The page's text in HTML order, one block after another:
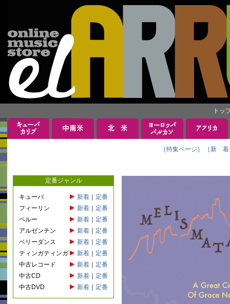
トッ
［特集ページ］ ［新 着
定番ジャンル
キューバ 新着
定番
フィーリン
新着
定番
ペルー
新着
定番
アルゼンチン
新着
定番
ベリーダンス
新着
定番
ティンガティンガ
新着
定番
中古レコード
新着
定番
中古CD
新着
定番
中古DVD
新着 定番